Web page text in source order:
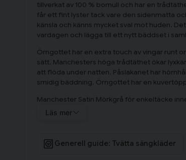
tillverkat av 100 % bomull och har en
får ett fint lyster tack vare den sidenmatta
känsla och känns mycket sval mot huden.
vardagen och lägga till ett nytt bäddset i
Örngottet har en extra touch av vingar runt
sätt. Manchesters höga trådtäthet ökar
att flöda under natten. Påslakanet har
smidig bäddning. Örngottet har en
Manchester Satin Mörkgrå för enkeltäcke
örngott 50x60 cm.
lyster och känns sval och len mot kroppen.
Läs mer
Generell guide: Tvätta sängkläder